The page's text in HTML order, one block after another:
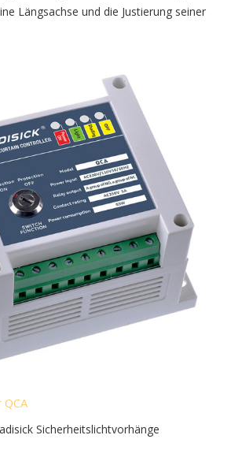
Längsachse und die Justierung seiner
Sicherheitslichtvorhänge